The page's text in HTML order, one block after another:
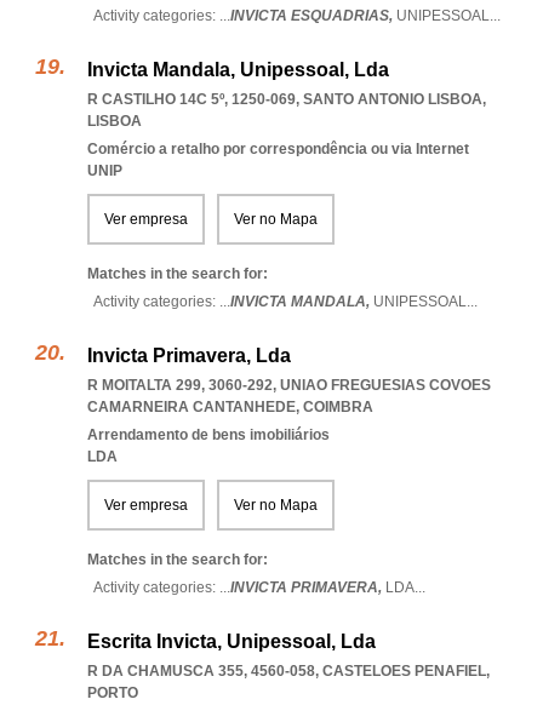
Activity categories: ...INVICTA ESQUADRIAS, UNIPESSOAL...
Invicta Mandala, Unipessoal, Lda
R CASTILHO 14C 5º, 1250-069, SANTO ANTONIO LISBOA,
LISBOA
Comércio a retalho por correspondência ou via Internet
UNIP
Ver empresa Ver no Mapa
Matches in the search for:
Activity categories: ...INVICTA MANDALA, UNIPESSOAL...
Invicta Primavera, Lda
R MOITALTA 299, 3060-292, UNIAO FREGUESIAS COVOES
CAMARNEIRA CANTANHEDE, COIMBRA
Arrendamento de bens imobiliários
LDA
Ver empresa Ver no Mapa
Matches in the search for:
Activity categories: ...INVICTA PRIMAVERA, LDA...
Escrita Invicta, Unipessoal, Lda
R DA CHAMUSCA 355, 4560-058, CASTELOES PENAFIEL,
PORTO